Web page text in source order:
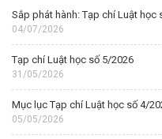
Sắp phát hành: Tạp chí Luật học
04/07/2026
Tạp chí Luật học số 5/2026
31/05/2026
Mục lục Tạp chí Luật học số 4/
05/05/2026